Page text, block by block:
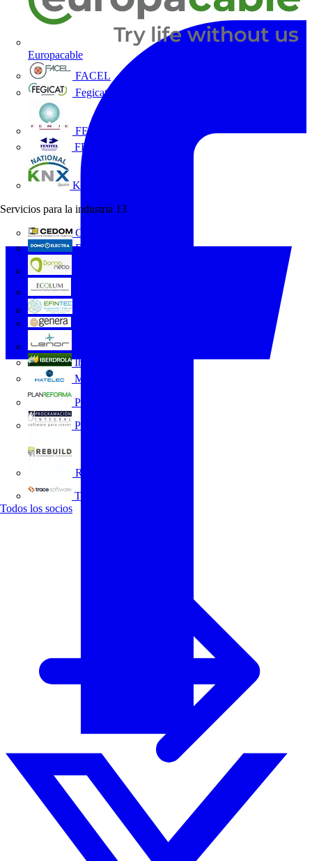
Europacable
FACEL
Fegicat
FENIE
FENITEL
KNX España
Servicios para la industria 13
CEDOM
Domo Electra
Iberdrola
MATELEC
Plan Reforma
Programación Integral
REBUILD
Trace Software
Todos los socios